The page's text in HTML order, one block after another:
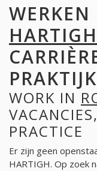
WERKEN
HARTIGH
PRAKTIJK
WORK IN
PRACTICE
Er zijn geen
HARTIGH. Op zoek